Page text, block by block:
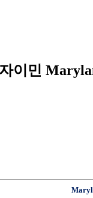
이민